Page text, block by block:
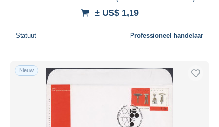
± US$ 1,19
Statuut Professioneel handelaar
Nieuw